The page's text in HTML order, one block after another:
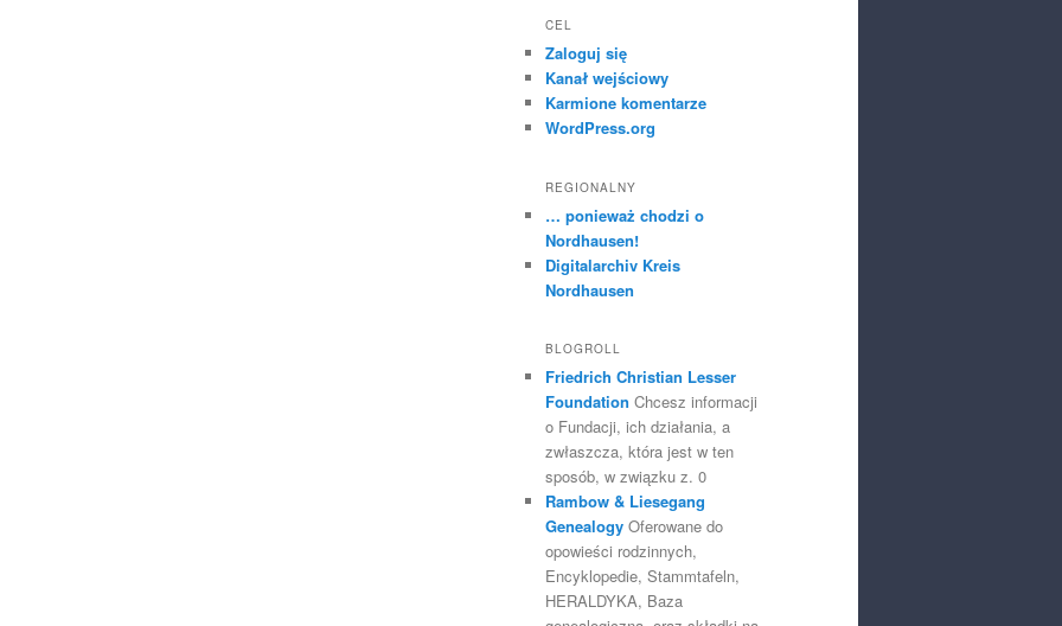
CEL
Zaloguj się
Kanał wejściowy
Karmione komentarze
WordPress.org
REGIONALNY
… ponieważ chodzi o
Nordhausen!
Digitalarchiv Kreis
Nordhausen
BLOGROLL
Friedrich Christian Lesser
Foundation Chcesz informacji
o Fundacji, ich działania, a
zwłaszcza, która jest w ten
sposób, w związku z. 0
Rambow & Liesegang
Genealogy Oferowane do
opowieści rodzinnych,
Encyklopedie, Stammtafeln,
HERALDYKA, Baza